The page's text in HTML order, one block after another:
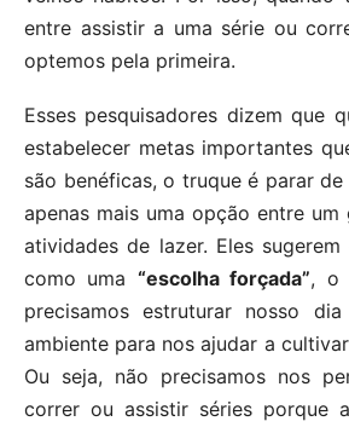
entre assistir a uma série ou
optemos pela primeira.
Esses pesquisadores dizem que
estabelecer metas importantes
são benéficas, o truque é parar
apenas mais uma opção entre um
atividades de lazer. Eles
como uma “escolha forçada”, o
precisamos estruturar nosso
ambiente para nos ajudar a
Ou seja, não precisamos nos
correr ou assistir séries porque